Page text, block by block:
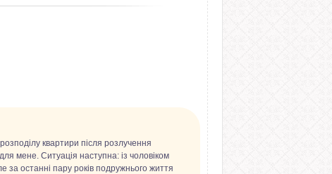
квартири після розлучення
мене. Ситуація наступна: із чоловіком
за останні пару років подружнього життя